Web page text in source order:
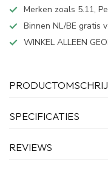
Merken zoals 5.11,
Binnen NL/BE gratis
WINKEL ALLEEN
SPECIFICATIES
REVIEWS